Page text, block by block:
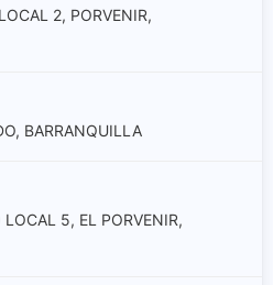
2, PORVENIR,
BARRANQUILLA
5, EL PORVENIR,